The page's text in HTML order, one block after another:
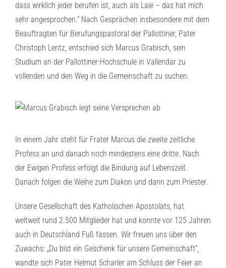
dass wirklich jeder berufen ist, auch als Laie – das hat mich
sehr angesprochen.“ Nach Gesprächen insbesondere mit dem
Beauftragten für Berufungspastoral der Pallottiner, Pater
Christoph Lentz, entschied sich Marcus Grabisch, sein
Studium an der Pallottiner-Hochschule in Vallendar zu
vollenden und den Weg in die Gemeinschaft zu suchen.
In einem Jahr steht für Frater Marcus die zweite zeitliche
Profess an und danach noch mindestens eine dritte. Nach
der Ewigen Profess erfolgt die Bindung auf Lebenszeit.
Danach folgen die Weihe zum Diakon und dann zum Priester.
Unsere Gesellschaft des Katholischen Apostolats, hat
weltweit rund 2.500 Mitglieder hat und konnte vor 125 Jahren
auch in Deutschland Fuß fassen. Wir freuen uns über den
Zuwachs: „Du bist ein Geschenk für unsere Gemeinschaft“,
wandte sich Pater Helmut Scharler am Schluss der Feier an